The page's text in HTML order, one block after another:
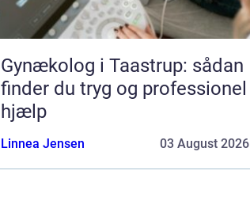
Gynækolog i Taastrup: sådan
finder du tryg og professionel
hjælp
Linnea Jensen 03 August 2026